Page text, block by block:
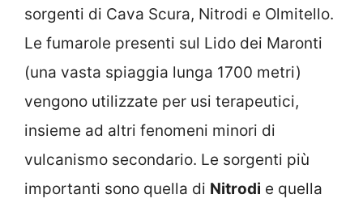
sorgenti di Cava Scura, Nitrodi e Olmitello.
Le fumarole presenti sul Lido dei Maronti
(una vasta spiaggia lunga 1700 metri)
vengono utilizzate per usi terapeutici,
insieme ad altri fenomeni minori di
vulcanismo secondario. Le sorgenti più
importanti sono quella di Nitrodi e quella